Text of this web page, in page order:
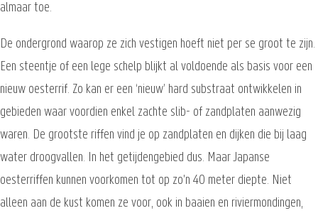
almaar toe.
De ondergrond waarop ze zich vestigen hoeft niet per se groot te zijn.
Een steentje of een lege schelp blijkt al voldoende als basis voor een
nieuw oesterrif. Zo kan er een ‘nieuw’ hard substraat ontwikkelen in
gebieden waar voordien enkel zachte slib- of zandplaten aanwezig
waren. De grootste riffen vind je op zandplaten en dijken die bij laag
water droogvallen. In het getijdengebied dus. Maar Japanse
oesterriffen kunnen voorkomen tot op zo'n 40 meter diepte. Niet
alleen aan de kust komen ze voor, ook in baaien en riviermondingen,